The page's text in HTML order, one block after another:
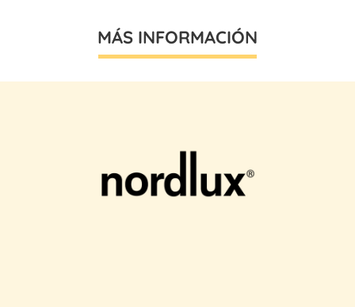
MÁS INFORMACIÓN